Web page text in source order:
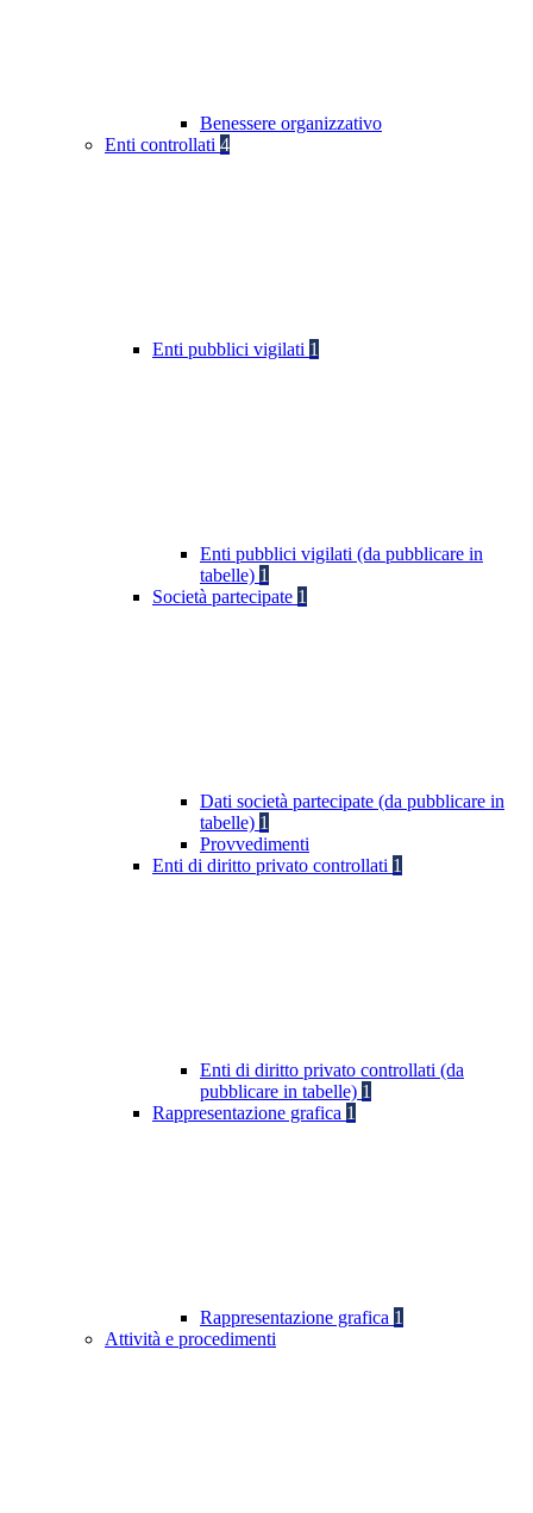
Benessere organizzativo
Enti controllati 4
Enti pubblici vigilati 1
Enti pubblici vigilati (da pubblicare in
tabelle) 1
Società partecipate 1
Dati società partecipate (da pubblicare in
tabelle) 1
Provvedimenti
Enti di diritto privato controllati 1
Enti di diritto privato controllati (da
pubblicare in tabelle) 1
Rappresentazione grafica 1
Rappresentazione grafica 1
Attività e procedimenti